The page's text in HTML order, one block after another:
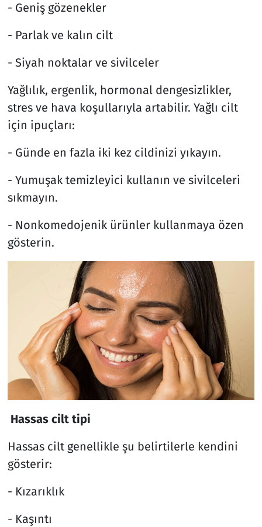
- Geniş gözenekler
- Parlak ve kalın cilt
- Siyah noktalar ve sivilceler
Yağlılık, ergenlik, hormonal dengesizlikler,
stres ve hava koşullarıyla artabilir. Yağlı cilt
için ipuçları:
- Günde en fazla iki kez cildinizi yıkayın.
- Yumuşak temizleyici kullanın ve sivilceleri
sıkmayın.
- Nonkomedojenik ürünler kullanmaya özen
gösterin.
Hassas cilt tipi
Hassas cilt genellikle şu belirtilerle kendini
gösterir:
- Kızarıklık
- Kaşıntı